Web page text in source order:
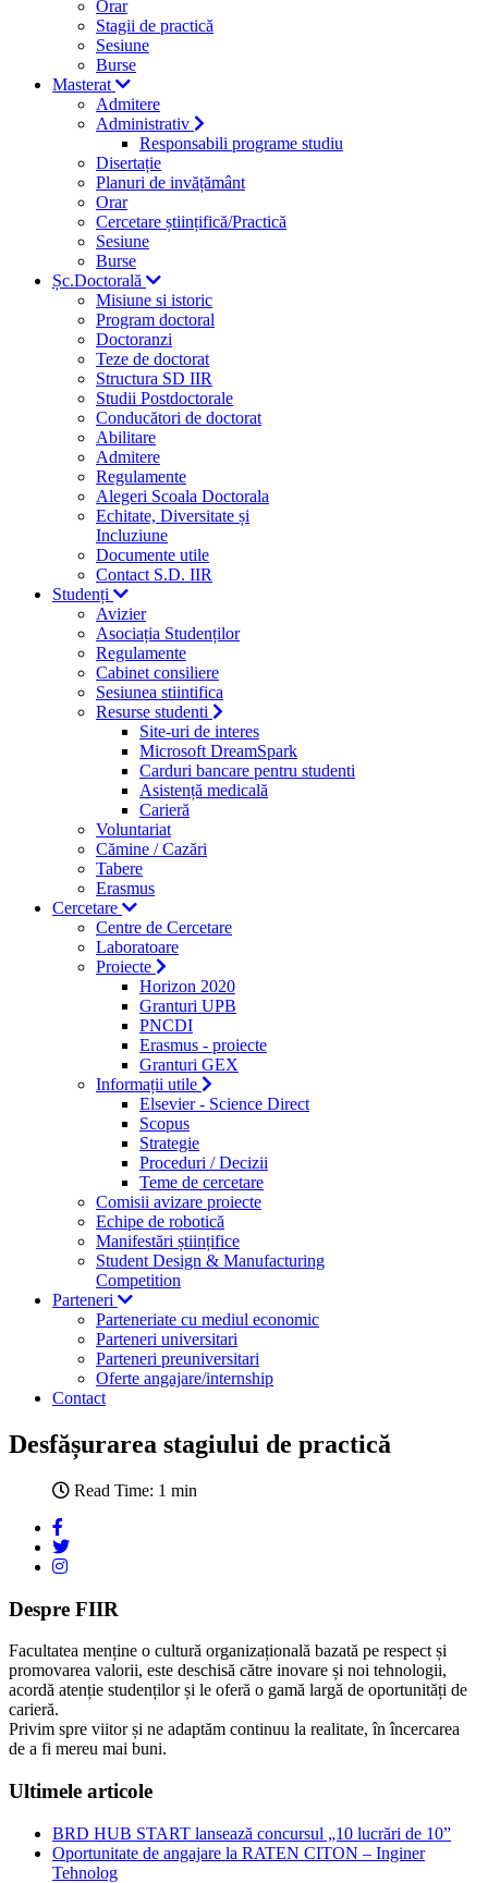
Orar
Stagii de practică
Sesiune
Burse
Masterat
Admitere
Administrativ
Responsabili programe studiu
Disertație
Planuri de invățământ
Orar
Cercetare științifică/Practică
Sesiune
Burse
Șc.Doctorală
Misiune si istoric
Program doctoral
Doctoranzi
Teze de doctorat
Structura SD IIR
Studii Postdoctorale
Conducători de doctorat
Abilitare
Admitere
Regulamente
Alegeri Scoala Doctorala
Echitate, Diversitate și
Incluziune
Documente utile
Contact S.D. IIR
Studenți
Avizier
Asociația Studenților
Regulamente
Cabinet consiliere
Sesiunea stiintifica
Resurse studenti
Site-uri de interes
Microsoft DreamSpark
Carduri bancare pentru studenti
Asistență medicală
Carieră
Voluntariat
Cămine / Cazări
Tabere
Erasmus
Cercetare
Centre de Cercetare
Laboratoare
Proiecte
Horizon 2020
Granturi UPB
PNCDI
Erasmus - proiecte
Granturi GEX
Informații utile
Elsevier - Science Direct
Scopus
Strategie
Proceduri / Decizii
Teme de cercetare
Comisii avizare proiecte
Echipe de robotică
Manifestări științifice
Student Design & Manufacturing
Competition
Parteneri
Parteneriate cu mediul economic
Parteneri universitari
Parteneri preuniversitari
Oferte angajare/internship
Contact
Desfășurarea stagiului de practică
Read Time: 1 min
Despre FIIR
Facultatea menține o cultură organizațională bazată pe respect și
promovarea valorii, este deschisă către inovare și noi tehnologii,
acordă atenție studenților și le oferă o gamă largă de oportunități de
carieră.
Privim spre viitor și ne adaptăm continuu la realitate, în încercarea
de a fi mereu mai buni.
Ultimele articole
BRD HUB START lansează concursul „10 lucrări de 10”
Oportunitate de angajare la RATEN CITON – Inginer
Tehnolog